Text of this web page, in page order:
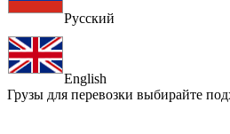
Русский
English
Грузы для перевозки выбирайте